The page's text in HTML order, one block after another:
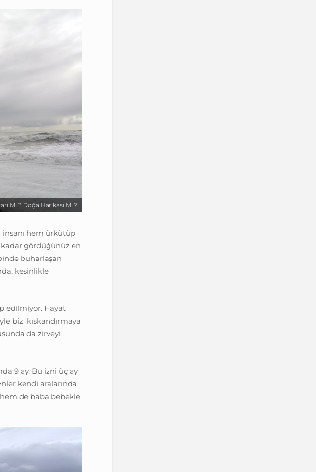
Mı ? Doğa Harikası Mı ?
insanı hem ürkütüp
kadar gördüğünüz en
buharlaşan
kesinlikle
edilmiyor. Hayat
bizi kıskandırmaya
da zirveyi
9 ay. Bu izni üç ay
kendi aralarında
de baba bebekle